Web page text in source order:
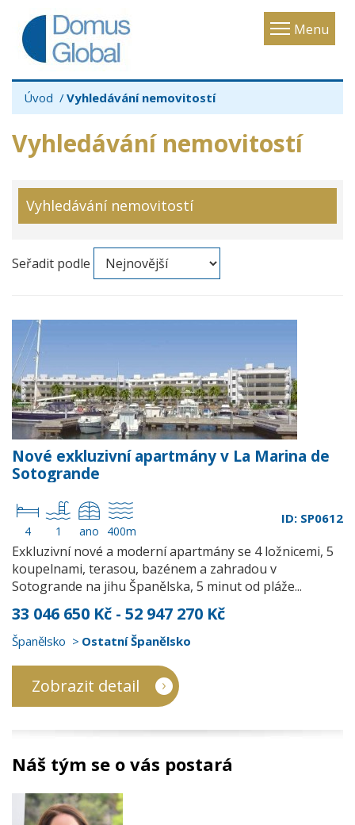
Menu
Toggle
Úvod Vyhledávání nemovitostí
Vyhledávání nemovitostí
Vyhledávání nemovitostí
Seřadit podle
Nové exkluzivní apartmány v La Marina de
Sotogrande
4 1 ano 400m
ID: SP0612
Exkluzivní nové a moderní apartmány se 4 ložnicemi, 5
koupelnami, terasou, bazénem a zahradou v
Sotogrande na jihu Španělska, 5 minut od pláže...
33 046 650 Kč - 52 947 270 Kč
Španělsko Ostatní Španělsko
Zobrazit detail
Náš tým se o vás postará